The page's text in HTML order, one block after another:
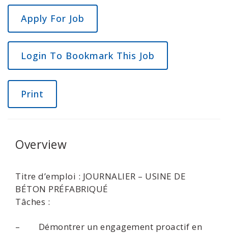
Login To Bookmark This Job
Print
Overview
Titre d’emploi : JOURNALIER – USINE DE
BÉTON PRÉFABRIQUÉ
Tâches :
– Démontrer un engagement proactif en